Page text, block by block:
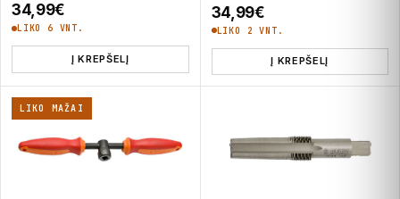
34,99€
LIKO 6 VNT.
Į KREPŠELĮ
34,99€
LIKO 2 VNT.
Į KREPŠELĮ
LIKO MAŽAI